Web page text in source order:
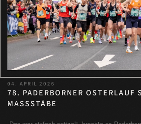
04. APRIL 2026
78. PADERBORNER OSTERLAUF
MASSSTÄBE